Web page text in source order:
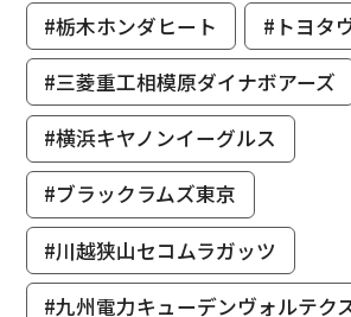
#栃木ホンダヒート
#トヨタ
#三菱重工相模原ダイナボアーズ
#横浜キヤノンイーグルス
#ブラックラムズ東京
#川越狭山セコムラガッツ
#九州電力キューデンヴォルテク